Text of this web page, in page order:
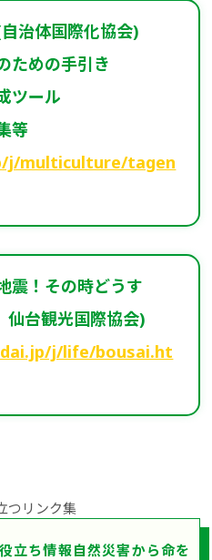
治体国際化協会)
ための手引き
ツール
等
j/multiculture/tagen
震！その時どうす
仙台観光国際協会)
j/life/bousai.ht
つリンク集
立ち情報自然災害から命を